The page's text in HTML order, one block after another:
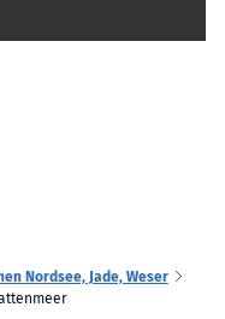
Nordsee, Jade, Weser